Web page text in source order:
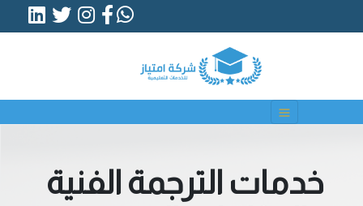
خدمات الترجمة الفنية